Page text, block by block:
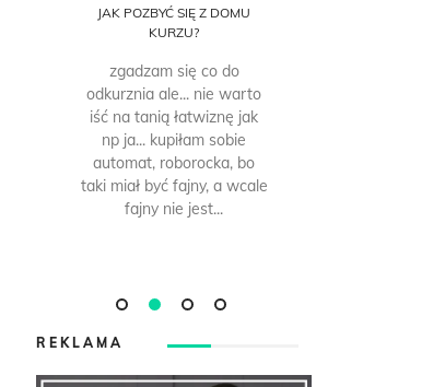
JAK POZBYĆ SIĘ Z DOMU
KURZU?
zgadzam się co do
odkurznia ale... nie warto
iść na tanią łatwiznę jak
np ja... kupiłam sobie
automat, roborocka, bo
taki miał być fajny, a wcale
fajny nie jest...
REKLAMA